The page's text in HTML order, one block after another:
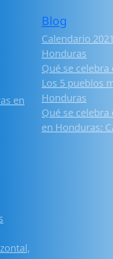
en
Blog
Calendario
Honduras
Qué se celebra
Los 5 pueblos
Honduras
Qué se
en Honduras: